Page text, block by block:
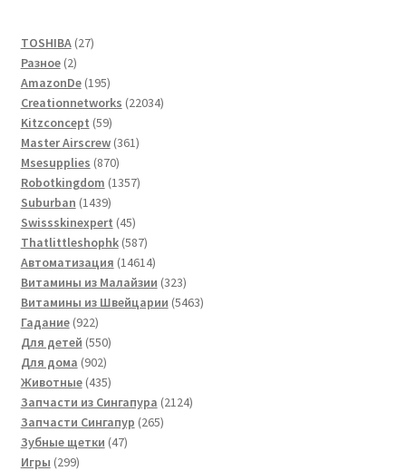
TOSHIBA 2727
Разное 22
товара
AmazonDe 195195
товаров
Creationnetworks 2203422034
Kitzconcept 5959
товаров
Master Airscrew 361361
Msesupplies 870870
товаров
Robotkingdom 13571357
Suburban 14391439
товаров
Swissskinexpert 4545
товаров
Thatlittleshophk 587587
товаров
Автоматизация 1461414614
товаров
Витамины из Малайзии 323323
товара
Витамины из Швейцарии 54635463
Гадание 922922
товара
Для детей 550550
Для дома 902902
товара
Животные 435435
товаров
Запчасти из Сингапура 21242124
Запчасти Сингапур 265265
Зубные щетки 4747
Игры 299299